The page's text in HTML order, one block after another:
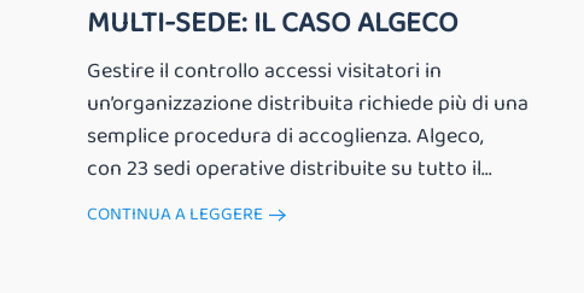
MULTI-SEDE: IL CASO ALGECO
Gestire il controllo accessi visitatori in
un’organizzazione distribuita richiede più di una
semplice procedura di accoglienza. Algeco,
con 23 sedi operative distribuite su tutto il...
CONTINUA A LEGGERE